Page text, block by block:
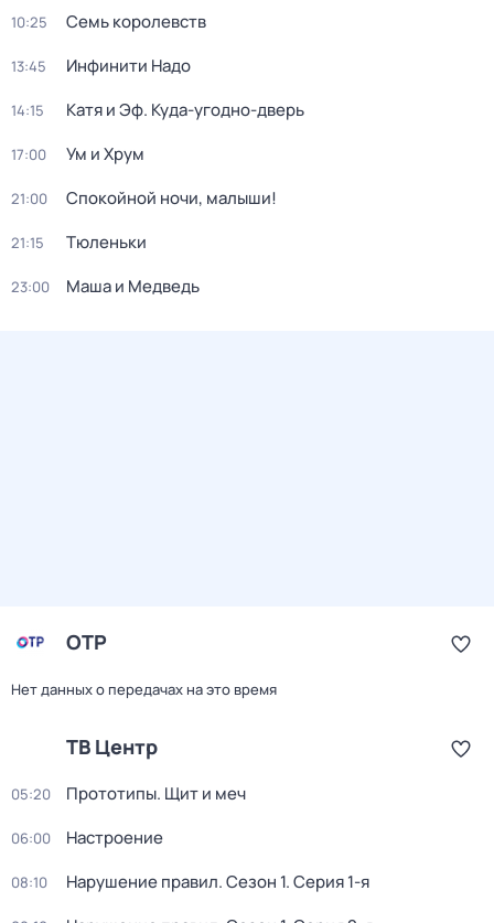
10:25 Семь королевств
13:45 Инфинити Надо
14:15 Катя и Эф. Куда-угодно-дверь
17:00 Ум и Хрум
21:00 Спокойной ночи, малыши!
21:15 Тюленьки
23:00 Маша и Медведь
ОТР
Нет данных о передачах на это время
ТВ Центр
05:20 Прототипы. Щит и меч
06:00 Настроение
08:10 Нарушение правил. Сезон 1. Серия 1-я